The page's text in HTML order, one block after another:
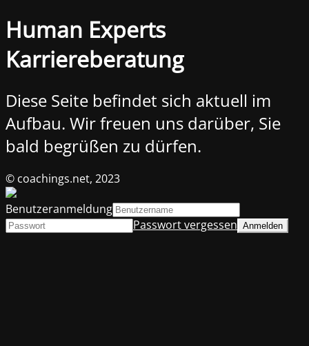
Human Experts
Karriereberatung
Diese Seite befindet sich aktuell im
Aufbau. Wir freuen uns darüber, Sie
bald begrüßen zu dürfen.
© coachings.net, 2023
Benutzeranmeldung
Passwort vergessen